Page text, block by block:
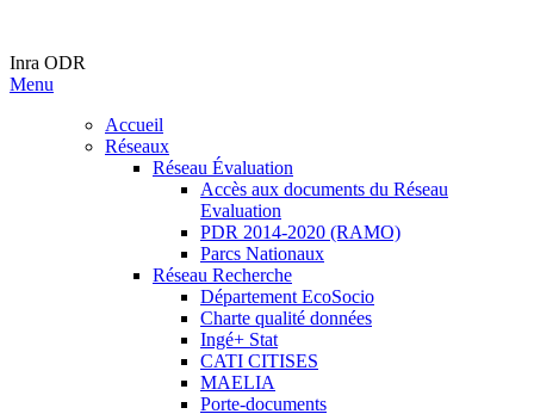
Inra ODR
Menu
Accueil
Réseaux
Réseau Évaluation
Accès aux documents du Réseau
Evaluation
PDR 2014-2020 (RAMO)
Parcs Nationaux
Réseau Recherche
Département EcoSocio
Charte qualité données
Ingé+ Stat
CATI CITISES
MAELIA
Porte-documents